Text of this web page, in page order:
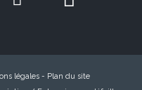
légales - Plan du site